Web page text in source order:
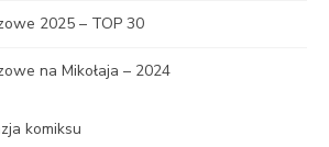
2025 – TOP 30
na Mikołaja – 2024
komiksu